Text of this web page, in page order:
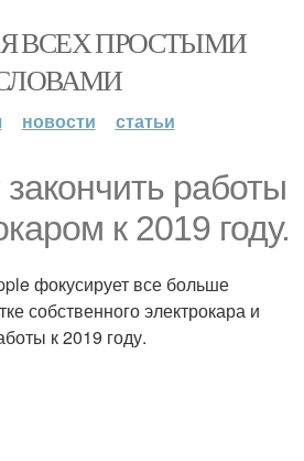
ВСЕХ ПРОСТЫМИ
новости статьи
работы
к 2019 году.
фокусирует все больше
собственного электрокара и
к 2019 году.